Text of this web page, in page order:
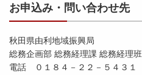
お申込み・問い合わせ先
秋田県由利地域振興局
総務企画部 総務経理課 総務経理班
電話 ０１８４－２２－５４３１